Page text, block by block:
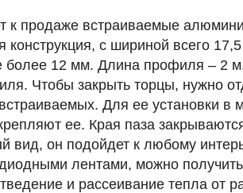
к продаже встраиваемые
конструкция, с шириной всего
более 12 мм. Длина профиля – 2 м
Чтобы закрыть торцы, нужно
Для ее установки
ее. Края паза
вид, он подойдет к любому
лентами, можно
и рассеивание тепла от